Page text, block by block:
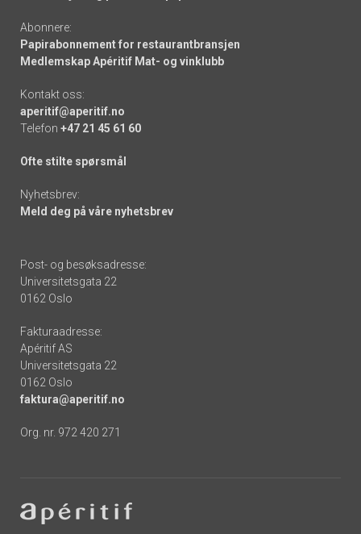
Abonnere:
Papirabonnement for restaurantbransjen
Medlemskap Apéritif Mat- og vinklubb
Kontakt oss:
aperitif@aperitif.no
Telefon +47 21 45 61 60
Ofte stilte spørsmål
Nyhetsbrev:
Meld deg på våre nyhetsbrev
Post- og besøksadresse:
Universitetsgata 22
0162 Oslo
Fakturaadresse:
Apéritif AS
Universitetsgata 22
0162 Oslo
faktura@aperitif.no
Org. nr. 972 420 271
-